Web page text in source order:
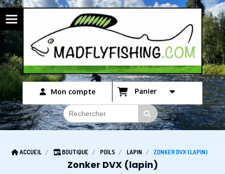
Mon compte Panier
ACCUEIL BOUTIQUE POILS LAPIN ZONKER DVX (LAPIN)
Zonker DVX (lapin)
Panneau de gestion des cookies